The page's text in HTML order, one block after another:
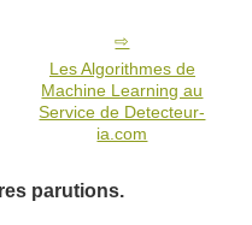
Les Algorithmes de
Machine Learning au
Service de Detecteur-
ia.com
parutions.